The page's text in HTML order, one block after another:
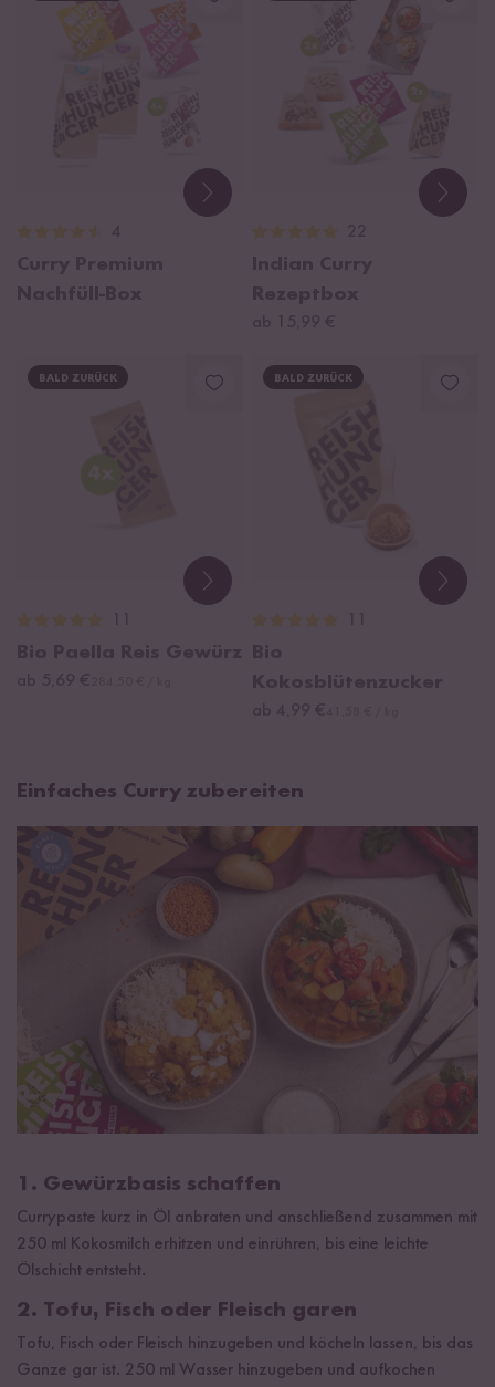
BALD ZURÜCK BALD ZURÜCK
Einfaches Curry zubereiten
1. Gewürzbasis schaffen
Currypaste kurz in Öl anbraten und anschließend zusammen mit
250 ml Kokosmilch erhitzen und einrühren, bis eine leichte
Ölschicht entsteht.
2. Tofu, Fisch oder Fleisch garen
Tofu, Fisch oder Fleisch hinzugeben und köcheln lassen, bis das
Ganze gar ist. 250 ml Wasser hinzugeben und aufkochen